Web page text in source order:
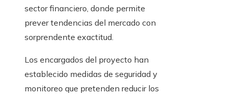
sector financiero, donde permite
prever tendencias del mercado con
sorprendente exactitud.
Los encargados del proyecto han
establecido medidas de seguridad y
monitoreo que pretenden reducir los